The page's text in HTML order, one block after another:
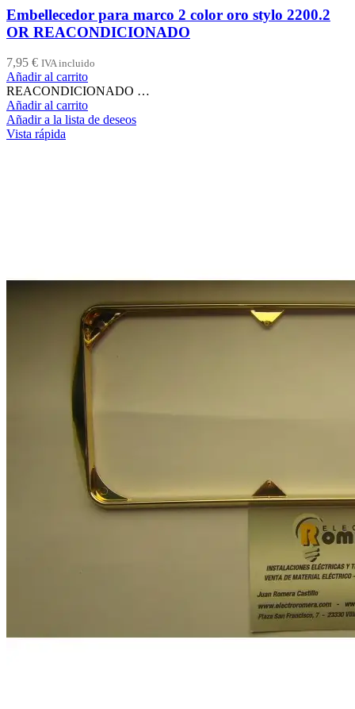
Embellecedor para marco 2 color oro stylo 2200.2
OR REACONDICIONADO
7,95 € IVA incluido
Añadir al carrito
REACONDICIONADO …
Añadir al carrito
Añadir a la lista de deseos
Vista rápida